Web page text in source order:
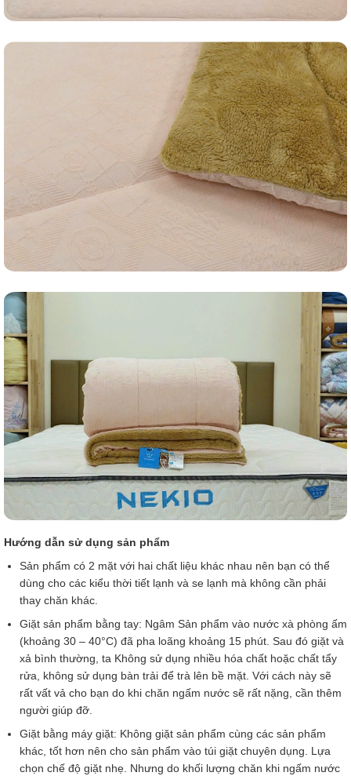
Hướng dẫn sử dụng sản phẩm
Sản phẩm có 2 mặt với hai chất liệu khác nhau nên bạn có thể
dùng cho các kiểu thời tiết lạnh và se lạnh mà không cần phải
thay chăn khác.
Giặt sản phẩm bằng tay: Ngâm Sản phẩm vào nước xà phòng ấm
(khoảng 30 – 40°C) đã pha loãng khoảng 15 phút. Sau đó giặt và
xả bình thường, ta Không sử dụng nhiều hóa chất hoặc chất tẩy
rửa, không sử dụng bàn trải để trà lên bề mặt. Với cách này sẽ
rất vất vả cho bạn do khi chăn ngấm nước sẽ rất nặng, cần thêm
người giúp đỡ.
Giặt bằng máy giặt: Không giặt sản phẩm cùng các sản phẩm
khác, tốt hơn nên cho sản phẩm vào túi giặt chuyên dụng. Lựa
chọn chế độ giặt nhẹ. Nhưng do khối lượng chăn khi ngấm nước